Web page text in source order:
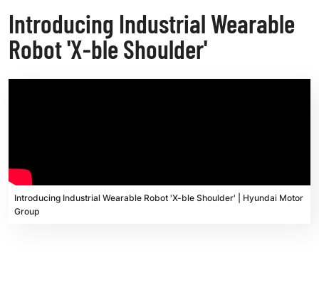
Introducing Industrial Wearable
Robot 'X-ble Shoulder'
Introducing Industrial Wearable Robot 'X-ble Shoulder' | Hyundai Motor
Group